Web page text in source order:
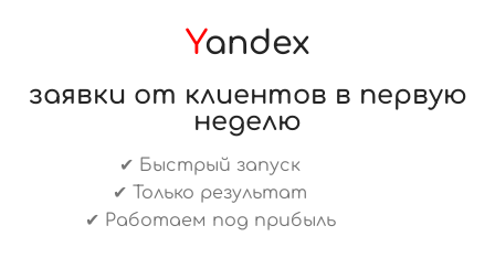
Yandex
заявки от клиентов в первую
неделю
✔ Быстрый запуск
✔ Только результат
✔ Работаем под прибыль